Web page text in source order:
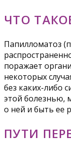
ЧТО
Папилломатоз
поражает
некоторых
без каких-либо
этой болезнью,
о ней и быть ее
ПУТИ